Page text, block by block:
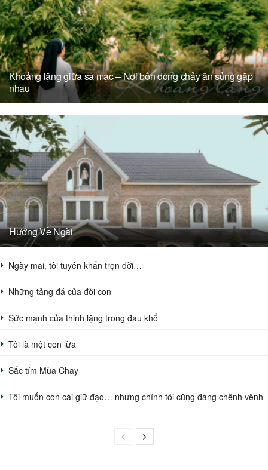
Khoảng lặng giữa sa mạc – Nơi bốn dòng chảy ân sủng gặp
nhau
Hướng Về Ngài
Ngày mai, tôi tuyên khấn trọn đời…
Những tảng đá của đời con
Sức mạnh của thinh lặng trong đau khổ
Tôi là một con lừa
Sắc tím Mùa Chay
Tôi muốn con cái giữ đạo… nhưng chính tôi cũng đang chênh vênh